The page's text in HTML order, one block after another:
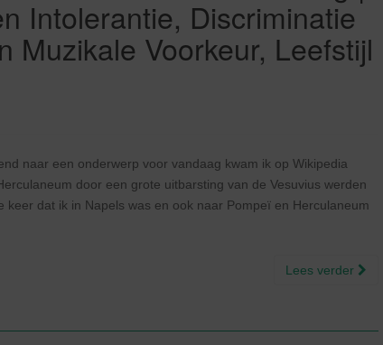
Intolerantie, Discriminatie
Muzikale Voorkeur, Leefstijl
naar een onderwerp voor vandaag kwam ik op Wikipedia
door een grote uitbarsting van de Vesuvius werden
dat ik in Napels was en ook naar Pompeï en Herculaneum
Lees verder